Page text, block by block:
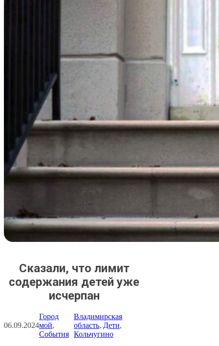
Сказали, что лимит
содержания детей уже
исчерпан
06.09.2024
Город
мой
События
Владимирская
область, Дети
Кольчугино